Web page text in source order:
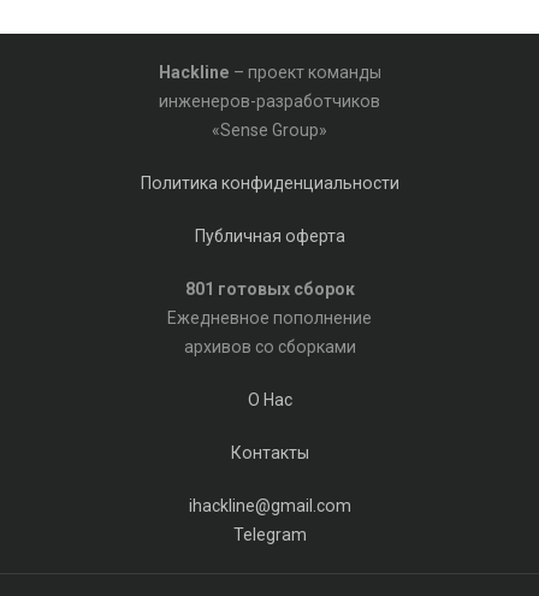
Hackline – проект команды
инженеров-разработчиков
«Sense Group»
Политика конфиденциальности
Публичная оферта
801 готовых сборок
Ежедневное пополнение
архивов со сборками
О Нас
Контакты
ihackline@gmail.com
Telegram